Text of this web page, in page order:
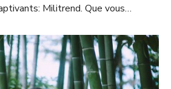
Militrend. Que vous…